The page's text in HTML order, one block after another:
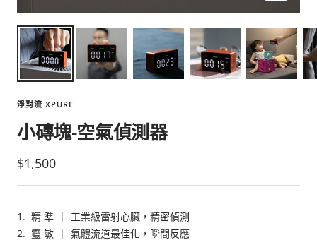
大
淨對流 XPURE
小磚塊-空氣偵測器
銷
售
格
$1,500
1. 精 準 | 工業級雷射心臟，精密偵測
2. 靈 敏 | 氣體流道最佳化，瞬間反應